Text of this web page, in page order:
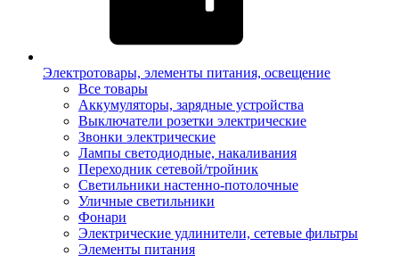
Электротовары, элементы питания, освещение
Все товары
Аккумуляторы, зарядные устройства
Выключатели розетки электрические
Звонки электрические
Лампы светодиодные, накаливания
Переходник сетевой/тройник
Светильники настенно-потолочные
Уличные светильники
Фонари
Электрические удлинители, сетевые фильтры
Элементы питания